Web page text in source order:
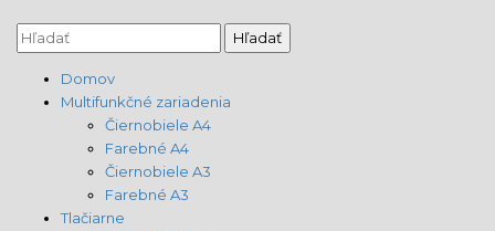
Domov
Multifunkčné zariadenia
Čiernobiele A4
Farebné A4
Čiernobiele A3
Farebné A3
Tlačiarne